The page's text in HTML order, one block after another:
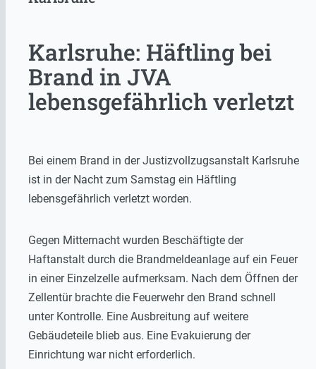
Karlsruhe: Häftling bei
Brand in JVA
lebensgefährlich verletzt
Bei einem Brand in der Justizvollzugsanstalt Karlsruhe
ist in der Nacht zum Samstag ein Häftling
lebensgefährlich verletzt worden.
Gegen Mitternacht wurden Beschäftigte der
Haftanstalt durch die Brandmeldeanlage auf ein Feuer
in einer Einzelzelle aufmerksam. Nach dem Öffnen der
Zellentür brachte die Feuerwehr den Brand schnell
unter Kontrolle. Eine Ausbreitung auf weitere
Gebäudeteile blieb aus. Eine Evakuierung der
Einrichtung war nicht erforderlich.